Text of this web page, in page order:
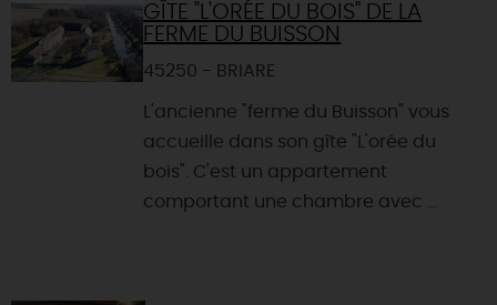
GÎTE "L'ORÉE DU BOIS" DE LA
FERME DU BUISSON
45250 - BRIARE
L'ancienne "ferme du Buisson" vous
accueille dans son gîte "L'orée du
bois". C'est un appartement
comportant une chambre avec ...